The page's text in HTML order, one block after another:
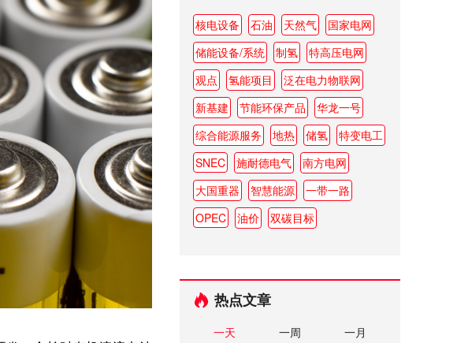
核电设备 石油 天然气
国家电网
储能设备/系统
制氢
特高压电网
观点
氢能项目
泛在电力物联网
新基建
节能环保产品
华龙一号
综合能源服务
地热 储氢
特变电工
SNEC
施耐德电气
南方电网
大国重器
智慧能源
一带一路
OPEC
油价 双碳目标
热点文章
一天 一周 一月